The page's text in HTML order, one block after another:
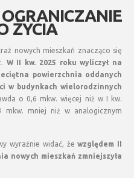
ŻYCIA
nowych mieszkań znacząco się
W II kw. 2025 roku wyliczył na
powierzchnia oddanych
w budynkach wielorodzinnych
o 0,6 mkw. więcej niż w I kw.
mkw. mniej niż w analogicznym
wyraźnie widać, żewzględem II
nowych mieszkań zmniejszyła